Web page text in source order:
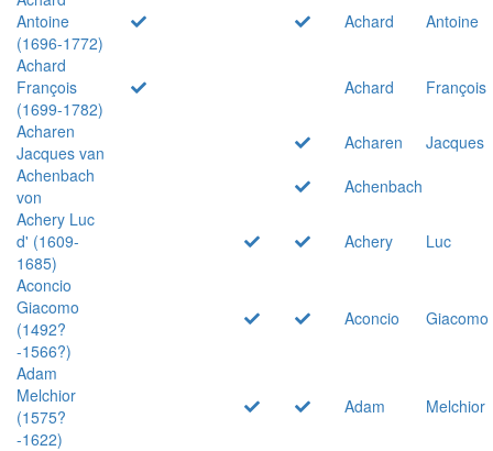
Antoine
(1696-1772)
Achard
Antoine
Achard
François
(1699-1782)
Achard
François
Acharen
Jacques van
Acharen
Jacques
Achenbach
von
Achenbach
Achery Luc
d' (1609-
1685)
Achery
Luc
Aconcio
Giacomo
(1492?
-1566?)
Aconcio Giacomo
Adam
Melchior
(1575?
-1622)
Adam Melchior